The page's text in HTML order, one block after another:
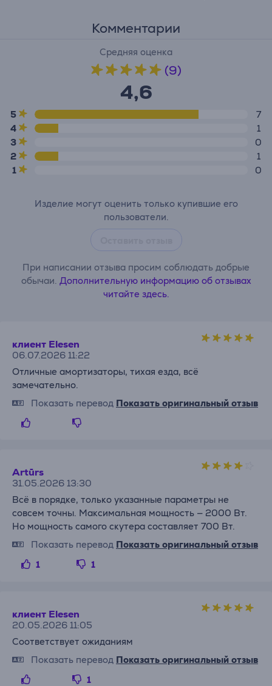
Комментарии
Средняя оценка
(9)
4,6
5
7
4
1
3
0
2
1
1
0
Изделие могут оценить только купившие его
пользователи.
При написании отзыва просим соблюдать добрые
обычаи. Дополнительную информацию об отзывах
читайте здесь.
клиент Elesen
06.07.2026 11:22
Отличные амортизаторы, тихая езда, всё
замечательно.
Показать перевод Показать оригинальный отзыв
Artūrs
31.05.2026 13:30
Всё в порядке, только указанные параметры не
совсем точны. Максимальная мощность — 2000 Вт.
Но мощность самого скутера составляет 700 Вт.
Показать перевод Показать оригинальный отзыв
1
1
клиент Elesen
20.05.2026 11:05
Соответствует ожиданиям
Показать перевод Показать оригинальный отзыв
1